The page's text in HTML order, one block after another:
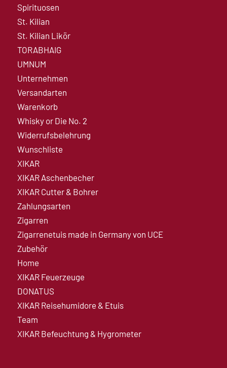
Spirituosen
St. Kilian
St. Kilian Likör
TORABHAIG
UMNUM
Unternehmen
Versandarten
Warenkorb
Whisky or Die No. 2
Widerrufsbelehrung
Wunschliste
XIKAR
XIKAR Aschenbecher
XIKAR Cutter & Bohrer
Zahlungsarten
Zigarren
Zigarrenetuis made in Germany von UCE
Zubehör
Home
XIKAR Feuerzeuge
DONATUS
XIKAR Reisehumidore & Etuis
Team
XIKAR Befeuchtung & Hygrometer